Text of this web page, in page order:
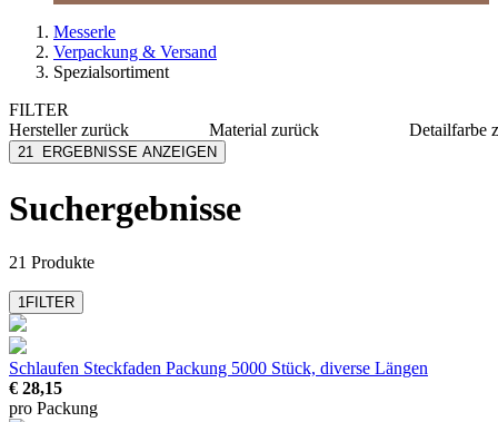
Messerle
Verpackung & Versand
Spezialsortiment
FILTER
Herstellerzurück
Allplastik
Avery Zweckform
Berryman Allstar
mehr anzeigen
Material zurück
PE
Detailfarbe
21 ERGEBNISSE ANZEIGEN
Suchergebnisse
21 Produkte
1FILTER
Schlaufen Steckfaden Packung 5000 Stück, diverse Längen
€ 28,15
pro Packung